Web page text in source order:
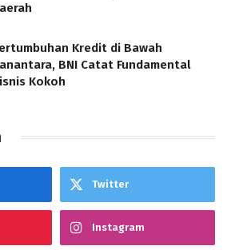
Kredit di Bawah
BNI Catat Fundamental
Kokoh
Twitter
Instagram